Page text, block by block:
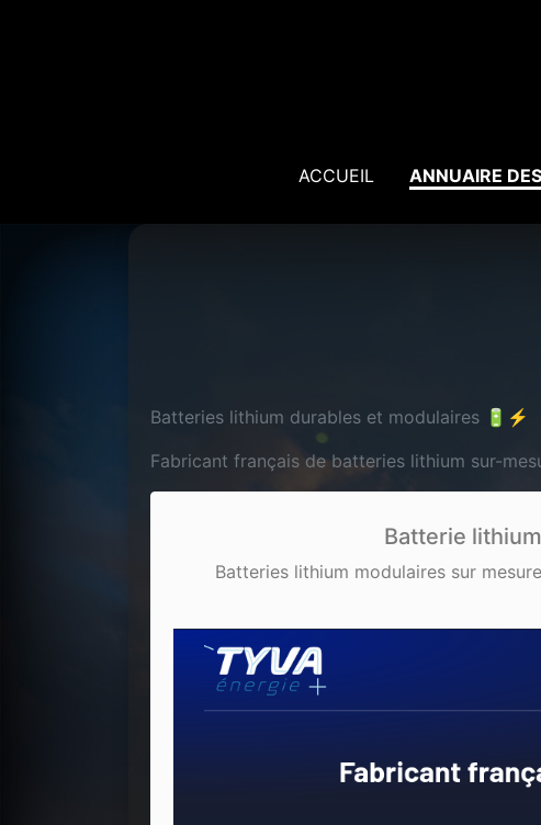
ACCUEIL ANNUAIRE
Batteries lithium durables et modulaires 🔋⚡
Fabricant français de batteries lithium sur-
Batterie
Batteries lithium modulaires sur